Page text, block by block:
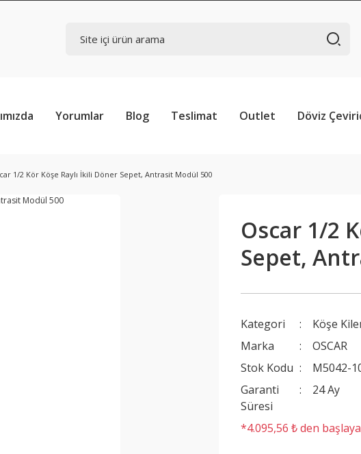
Yorumlar Blog Teslimat Outlet Döviz
1/2 Kör Köşe Raylı İkili Döner Sepet, Antrasit Modül 500
Oscar 1/2
Sepet,
Kategori
Köşe
Marka
OSCAR
Stok Kodu
M5042-
Garanti
Süresi
24 Ay
*4.095,56 ₺ den